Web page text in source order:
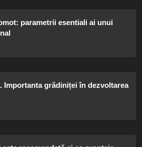
parametrii esentiali ai unui
Importanta grădiniței în dezvoltarea